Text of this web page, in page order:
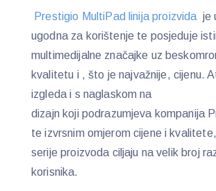
Prestigio MultiPad linija proizvida je
ugodna za korištenje te posjeduje
multimedijalne značajke uz
kvalitetu i , što je najvažnije, cijenu.
izgleda i s naglaskom na
dizajn koji podrazumjeva kompanija
te izvrsnim omjerom cijene i
serije proizvoda ciljaju na velik broj
korisnika.